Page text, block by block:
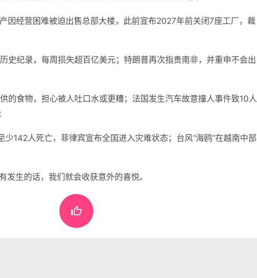
因经营困难被迫出售总部大楼，此前宣布2027年前关闭7座工厂，裁
史纪录，每周损失超百亿美元；特朗普再次指责南非，并重申不会出
的食物，担心被人吐口水或更糟；法国发生汽车故意撞人事件致10人
少142人死亡，菲律宾宣布全国进入灾难状态；台风“海鸥”在越南中部
发生的话，我们就会收获意外的喜悦。
